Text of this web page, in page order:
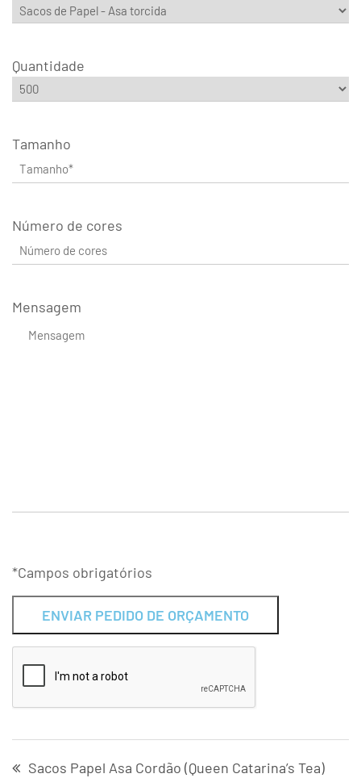
Quantidade
Tamanho
Número de cores
Mensagem
*Campos obrigatórios
Sacos Papel Asa Cordão (Queen Catarina’s Tea)